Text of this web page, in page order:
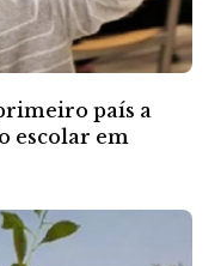
país a
escolar em